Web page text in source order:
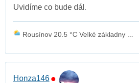
Uvidíme co bude dál.
Rousínov 20.5 °C Velké základny ...
Honza146